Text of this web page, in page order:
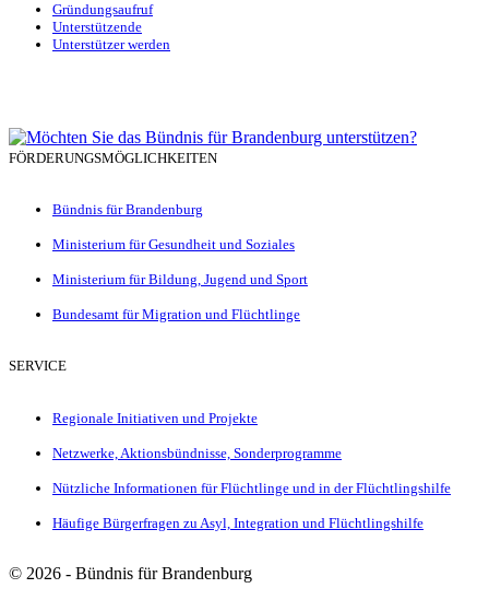
Gründungsaufruf
Unterstützende
Unterstützer werden
FÖRDERUNGSMÖGLICHKEITEN
Bündnis für Brandenburg
Ministerium für Gesundheit und Soziales
Ministerium für Bildung, Jugend und Sport
Bundesamt für Migration und Flüchtlinge
SERVICE
Regionale Initiativen und Projekte
Netzwerke, Aktionsbündnisse, Sonderprogramme
Nützliche Informationen für Flüchtlinge und in der Flüchtlingshilfe
Häufige Bürgerfragen zu Asyl, Integration und Flüchtlingshilfe
© 2026 - Bündnis für Brandenburg